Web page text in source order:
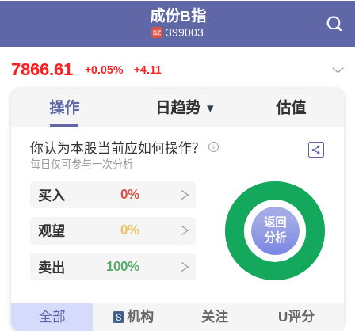
成份B指
399003
7866.61 +0.05% +4.11
操作 日趋势 ▾ 估值
你认为本股当前应如何操作？
每日仅可参与一次分析
买入 0%
观望 0%
卖出 100%
返回
分析
全部 机构 关注 U评分